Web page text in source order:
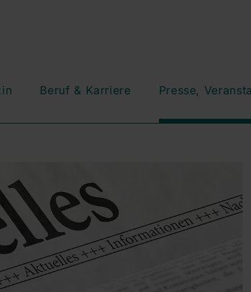
Beruf & Karriere Presse,